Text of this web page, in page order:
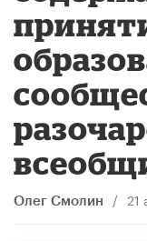
Олег Смолин / 21